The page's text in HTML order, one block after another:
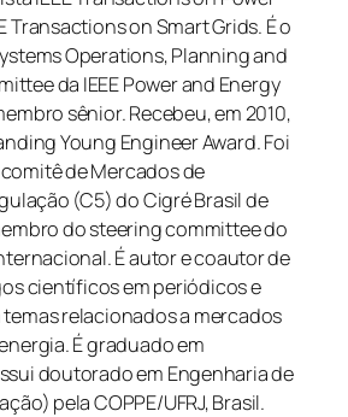
Transactions on Smart Grids. É o
Operations, Planning and
da IEEE Power and Energy
sênior. Recebeu, em 2010,
Young Engineer Award. Foi
de Mercados de
(C5) do Cigré Brasil de
do steering committee do
É autor e coautor de
científicos em periódicos e
relacionados a mercados
É graduado em
doutorado em Engenharia de
pela COPPE/UFRJ, Brasil.